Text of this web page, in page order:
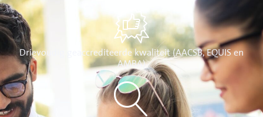
Drievoudig geaccrediteerde kwaliteit (AACSB, EQUIS en
AMBA)